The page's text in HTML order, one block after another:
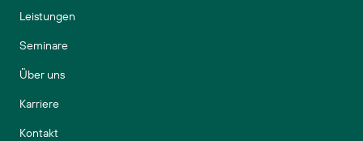
Leistungen
Seminare
Über uns
Karriere
Kontakt